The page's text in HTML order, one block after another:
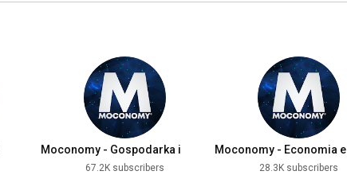
Moconomy - Gospodarka i
67.2K subscribers
Moconomy - Economia e
Finanças28.3K subscribers